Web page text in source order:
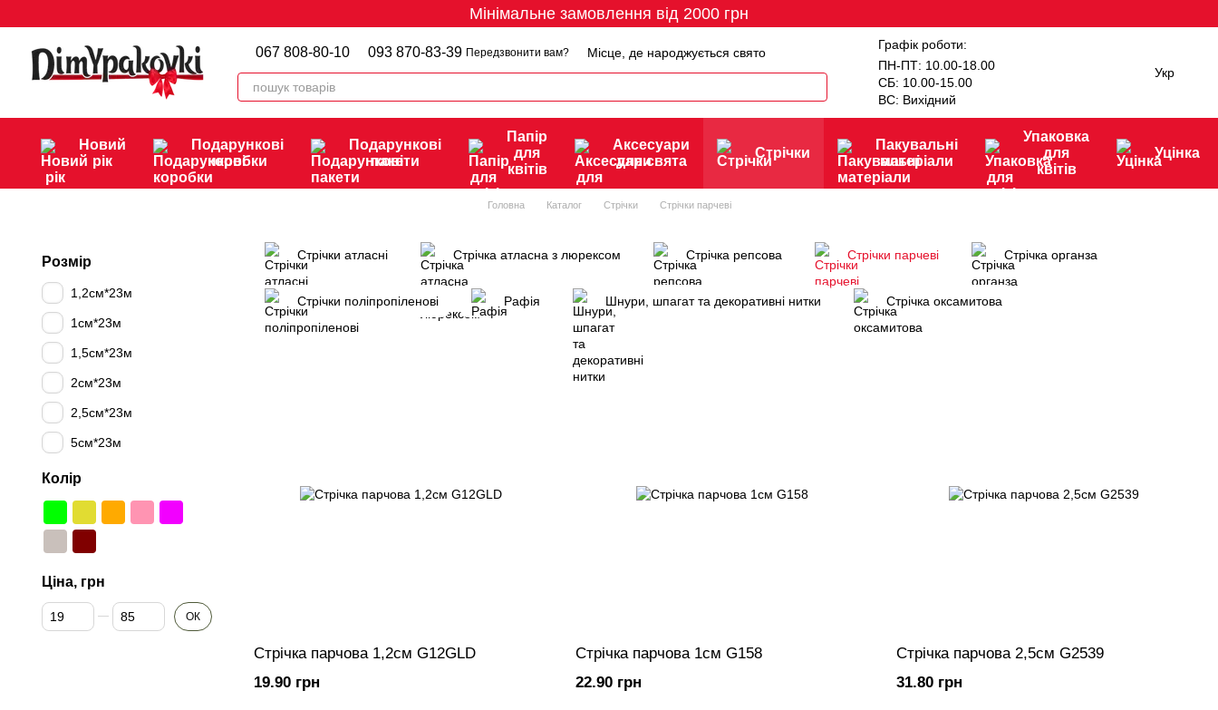
Мінімальне замовлення від 2000 грн
067 808-80-10 093 870-83-39 Передзвонити вам? Місце, де народжується свято
Графік роботи:
ПН-ПТ: 10.00-18.00
СБ: 10.00-15.00
ВС: Вихідний
Укр
Новий
рік
Подарункові
коробки
Подарункові
пакети
Папір
для
квітів
Аксесуари
для свята
Стрічки
Пакувальні
матеріали
Упаковка
для
квітів
Уцінка
Головна Каталог Стрічки Стрічки парчеві
Стрічки атласні Стрічка атласна з люрексом Стрічка репсова Стрічки парчеві Стрічка органза
Стрічки поліпропіленові Рафія Шнури, шпагат та декоративні нитки Стрічка оксамитова
Стрічка парчова 1,2см G12GLD
19.90 грн
Стрічка парчова 1см G158
22.90 грн
Стрічка парчова 2,5см G2539
31.80 грн
Розмір
1,2см*23м
1см*23м
1,5см*23м
2см*23м
2,5см*23м
5см*23м
Колір
Ціна, грн
Від Ціна, грн
До Ціна, грн ОК